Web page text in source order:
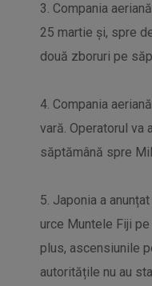
3. Compania
25 martie și, spre
două zboruri pe
4. Compania
vară. Operatorul
săptămână spre
5. Japonia a
urce Muntele Fiji
plus, ascensiunile
autoritățile nu au